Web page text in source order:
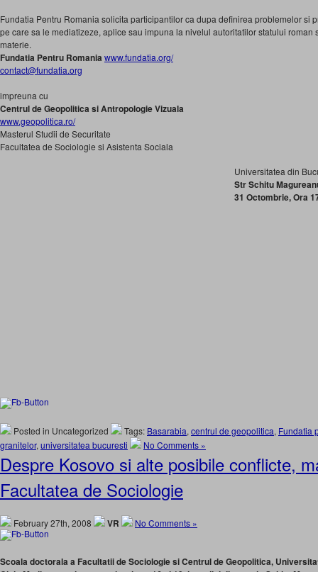
Fundatia Pentru Romania solicita participantilor ca dupa definirea problemelor si
pe care sa le mediatizeze, aplice sau impuna la nivelul autoritatilor statului roman
materie.
Fundatia Pentru Romania www.fundatia.org/
contact@fundatia.org
impreuna cu
Centrul de Geopolitica si Antropologie Vizuala
www.geopolitica.ro/
Masterul Studii de Securitate
Facultatea de Sociologie si Asistenta Sociala
Universitatea din
Str Schitu
31 Octombrie, Ora
Posted in Uncategorized Tags: Basarabia, centrul de geopolitica, Fundatia
granitelor, universitatea bucuresti No Comments »
Despre Kosovo si alte posibile conflicte,
Facultatea de Sociologie
February 27th, 2008 VR No Comments »
Scoala doctorala a Facultatii de Sociologie si Centrul de Geopolitica,